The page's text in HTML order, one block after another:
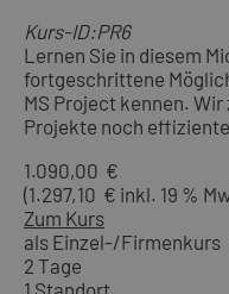
Kurs-ID:PR6
Lernen Sie in diesem
fortgeschrittene
MS Project kennen.
Projekte noch
1.090,00 €
(1.297,10 € inkl. 19 %
Zum Kurs
als Einzel-/Firmenkurs
2 Tage
1 Standort